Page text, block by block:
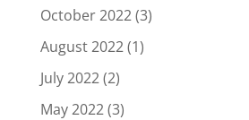
October 2022(3)
August 2022(1)
July 2022(2)
May 2022(3)